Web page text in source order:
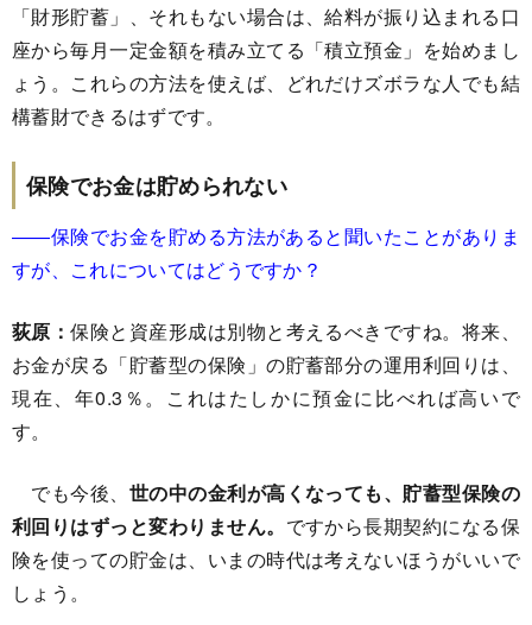
「財形貯蓄」、それもない場合は、給料が振り込まれる口
座から毎月一定金額を積み立てる「積立預金」を始めまし
ょう。これらの方法を使えば、どれだけズボラな人でも結
構蓄財できるはずです。
保険でお金は貯められない
――保険でお金を貯める方法があると聞いたことがありま
すが、これについてはどうですか？
荻原：保険と資産形成は別物と考えるべきですね。将来、
お金が戻る「貯蓄型の保険」の貯蓄部分の運用利回りは、
現在、年0.3％。これはたしかに預金に比べれば高いで
す。
でも今後、 世の中の金利が高くなっても、貯蓄型保険の
利回りはずっと変わりません。 ですから長期契約になる保
険を使っての貯金は、いまの時代は考えないほうがいいで
しょう。